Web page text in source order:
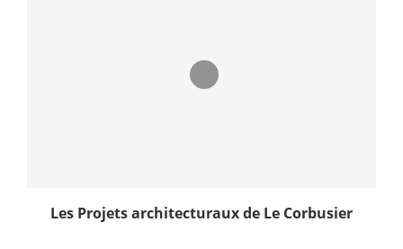
Les Projets architecturaux de Le Corbusier